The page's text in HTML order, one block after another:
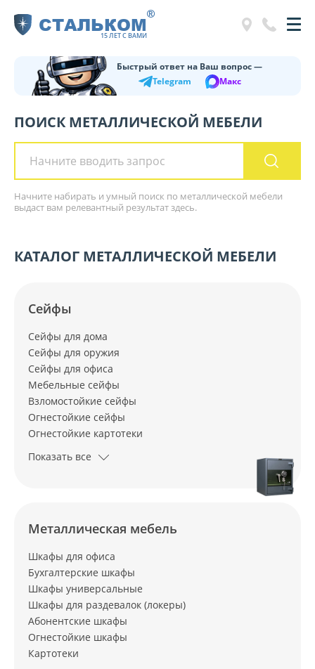
СТАЛЬКОМ
15 ЛЕТ С ВАМИ
®
Быстрый ответ на Ваш вопрос —
Telegram
Макс
ПОИСК МЕТАЛЛИЧЕСКОЙ МЕБЕЛИ
Начните набирать и умный поиск по металлической мебели
выдаст вам релевантный результат здесь.
КАТАЛОГ МЕТАЛЛИЧЕСКОЙ МЕБЕЛИ
Сейфы
Сейфы для дома
Сейфы для оружия
Сейфы для офиса
Мебельные сейфы
Взломостойкие сейфы
Огнестойкие сейфы
Огнестойкие картотеки
Показать все
Металлическая мебель
Шкафы для офиса
Бухгалтерские шкафы
Шкафы универсальные
Шкафы для раздевалок (локеры)
Абонентские шкафы
Огнестойкие шкафы
Картотеки